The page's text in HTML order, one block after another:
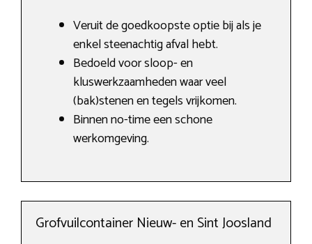
Veruit de goedkoopste optie bij als je
enkel steenachtig afval hebt.
Bedoeld voor sloop- en
kluswerkzaamheden waar veel
(bak)stenen en tegels vrijkomen.
Binnen no-time een schone
werkomgeving.
Grofvuilcontainer Nieuw- en Sint Joosland